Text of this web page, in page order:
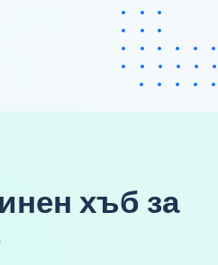
хъб за